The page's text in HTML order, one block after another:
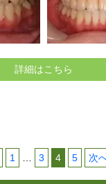
詳細はこちら
1 3 4 5 次